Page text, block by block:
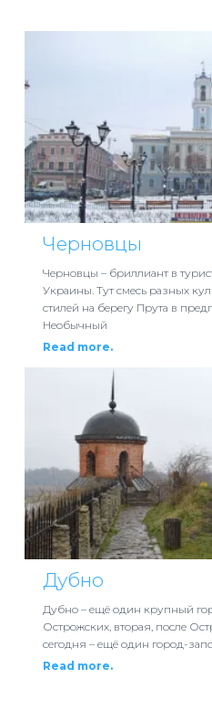
Черновцы
Черновцы – бриллиант в
Украины. Тут смесь разных
стилей на берегу Прута в
Необычный
Read more.
Дубно
Дубно – ещё один крупный
Острожских, вторая, после
сегодня – ещё один город-
Read more.